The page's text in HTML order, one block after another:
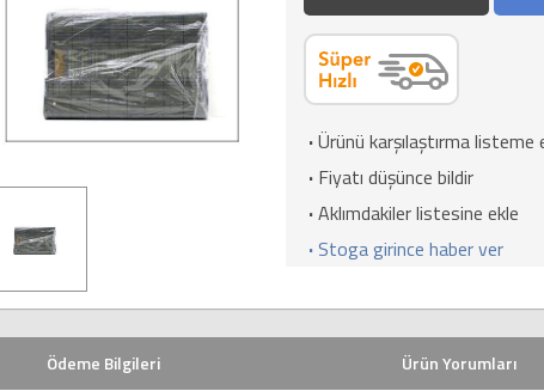
·Ürünü karşılaştırma listeme
· Fiyatı düşünce bildir
·Aklımdakiler listesine ekle
· Stoga girince haber ver
Ödeme Bilgileri Ürün Yorumları